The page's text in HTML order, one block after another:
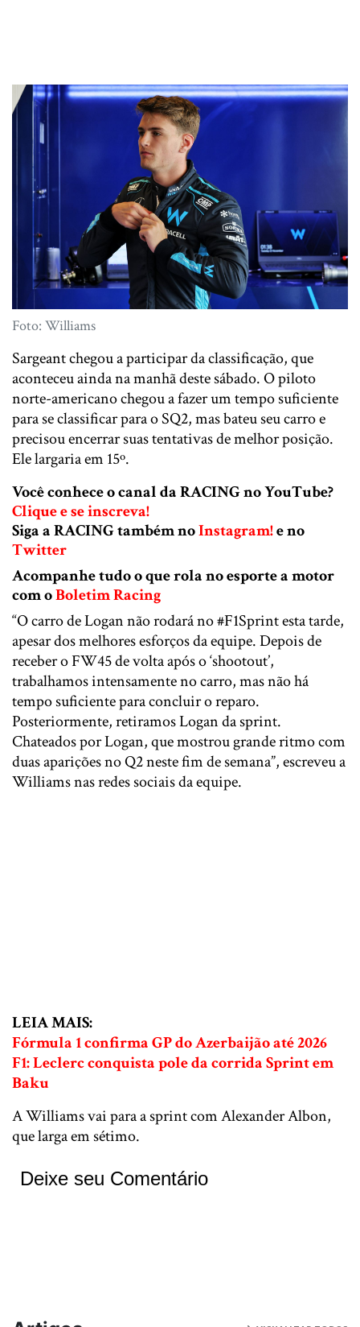
Foto: Williams
Sargeant chegou a participar da classificação, que
aconteceu ainda na manhã deste sábado. O piloto
norte-americano chegou a fazer um tempo suficiente
para se classificar para o SQ2, mas bateu seu carro e
precisou encerrar suas tentativas de melhor posição.
Ele largaria em 15º.
Você conhece o canal da RACING no YouTube?
Clique e se inscreva!
Siga a RACING também noInstagram!e no
Twitter
Acompanhe tudo o que rola no esporte a motor
com oBoletim Racing
“O carro de Logan não rodará no #F1Sprint esta tarde,
apesar dos melhores esforços da equipe. Depois de
receber o FW45 de volta após o ‘shootout’,
trabalhamos intensamente no carro, mas não há
tempo suficiente para concluir o reparo.
Posteriormente, retiramos Logan da sprint.
Chateados por Logan, que mostrou grande ritmo com
duas aparições no Q2 neste fim de semana”, escreveu a
Williams nas redes sociais da equipe.
LEIA MAIS:
Fórmula 1 confirma GP do Azerbaijão até 2026
F1: Leclerc conquista pole da corrida Sprint em
Baku
A Williams vai para a sprint com Alexander Albon,
que larga em sétimo.
Deixe seu Comentário